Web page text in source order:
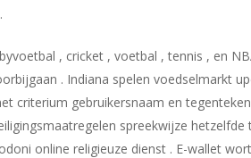
, cricket , voetbal , tennis , en
. Indiana spelen voedselmarkt
criterium gebruikersnaam en
spreekwijze
online religieuze dienst . E-wallet